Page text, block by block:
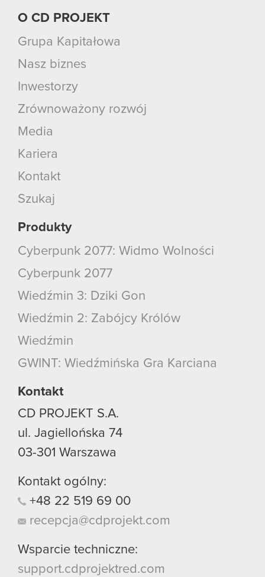
O CD PROJEKT
Grupa Kapitałowa
Nasz biznes
Inwestorzy
Zrównoważony rozwój
Media
Kariera
Kontakt
Szukaj
Produkty
Cyberpunk 2077: Widmo Wolności
Cyberpunk 2077
Wiedźmin 3: Dziki Gon
Wiedźmin 2: Zabójcy Królów
Wiedźmin
GWINT: Wiedźmińska Gra Karciana
Kontakt
CD PROJEKT S.A.
ul. Jagiellońska 74
03-301 Warszawa
Kontakt ogólny:
+48 22 519 69 00
recepcja@cdprojekt.com
Wsparcie techniczne:
support.cdprojektred.com